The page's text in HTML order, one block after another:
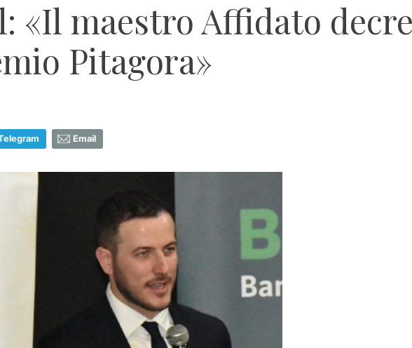
«Il maestro Affidato
Pitagora»
Email